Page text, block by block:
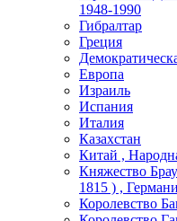
1948-1990
Гибралтар
Греция
Европа
Израиль
Испания
Италия
Казахстан
Китай ,
Княжество
1815 ) ,
Королевство